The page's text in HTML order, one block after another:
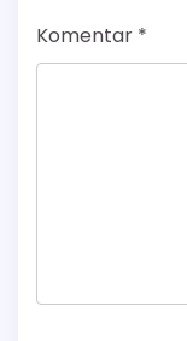
Komentar *